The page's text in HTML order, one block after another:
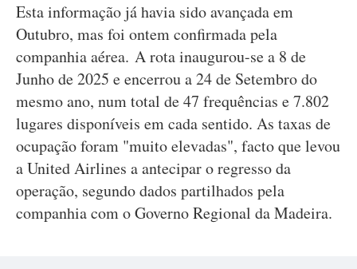
Esta informação já havia sido avançada em
Outubro, mas foi ontem confirmada pela
companhia aérea. A rota inaugurou-se a 8 de
Junho de 2025 e encerrou a 24 de Setembro do
mesmo ano, num total de 47 frequências e 7.802
lugares disponíveis em cada sentido. As taxas de
ocupação foram "muito elevadas", facto que levou
a United Airlines a antecipar o regresso da
operação, segundo dados partilhados pela
companhia com o Governo Regional da Madeira.